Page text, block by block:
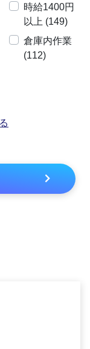
時給1400円
以上 (149)
倉庫内作業
(112)